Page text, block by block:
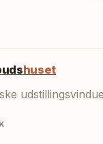
huset